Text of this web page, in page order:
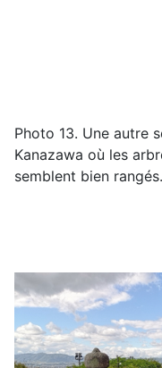
Photo 13. Une autre
Kanazawa où les
semblent bien rangés.